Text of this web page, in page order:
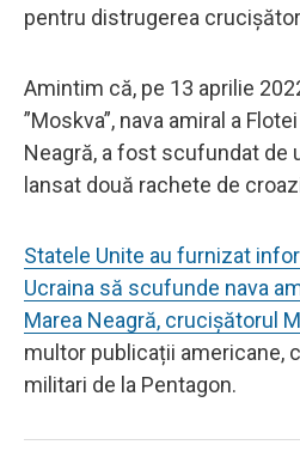
pentru distrugerea
Amintim că, pe 13 aprilie
”Moskva”, nava amiral a
Neagră, a fost scufundat de
lansat două rachete de
Statele Unite au furnizat
Ucraina să scufunde nava
Marea Neagră, crucişătorul
multor publicații americane,
militari de la Pentagon.